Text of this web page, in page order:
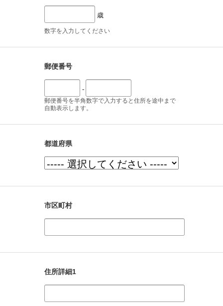
歳
数字を入力してください
郵便番号
-
郵便番号を半角数字で入力すると住所を途中まで
自動表示します。
都道府県
市区町村
住所詳細1